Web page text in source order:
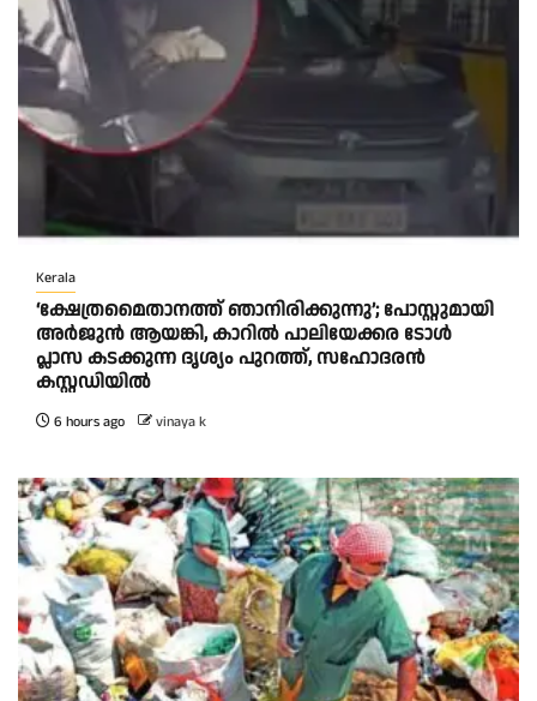
Kerala
‘ക്ഷേത്രമൈതാനത്ത് ഞാനിരിക്കുന്നു’; പോസ്റ്റുമായി
അർജുൻ ആയങ്കി, കാറിൽ പാലിയേക്കര ടോൾ
പ്ലാസ കടക്കുന്ന ദൃശ്യം പുറത്ത്, സഹോദരൻ
കസ്റ്റഡിയിൽ
6 hours ago vinaya k